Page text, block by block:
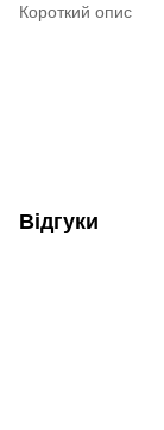
Короткий опис
Відгуки